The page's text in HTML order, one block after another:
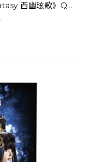
西幽玹歌》Q版
輕版)